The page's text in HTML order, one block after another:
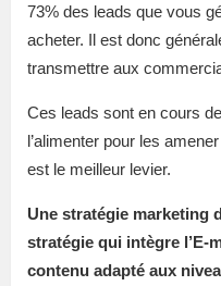
73% des leads que vous
acheter. Il est donc
transmettre aux
Ces leads sont en cours
l’alimenter pour les
est le meilleur levier.
Une stratégie marketing
stratégie qui intègre l’E-
contenu adapté aux